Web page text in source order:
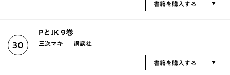
書籍を購入する
30
PとJK 9巻
三次マキ 講談社
書籍を購入する